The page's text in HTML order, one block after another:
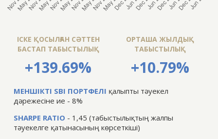
ІСКЕ ҚОСЫЛҒАН СӘТТЕН
БАСТАП ТАБЫСТЫЛЫҚ
+139.69%
ОРТАША ЖЫЛДЫҚ
ТАБЫСТЫЛЫҚ
+10.79%
МЕНШІКТІ SBI ПОРТФЕЛІ қалыпты тәуекел
дәрежесіне ие - 8%
SHARPE RATIO - 1,45 (табыстылықтың жалпы
тәуекелге қатынасының көрсеткіші)